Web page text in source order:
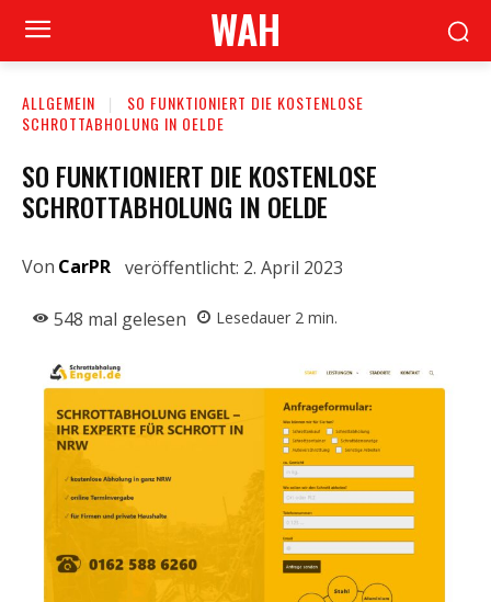
WAH
ALLGEMEIN
SO FUNKTIONIERT DIE KOSTENLOSE
SCHROTTABHOLUNG IN OELDE
SO FUNKTIONIERT DIE KOSTENLOSE
SCHROTTABHOLUNG IN OELDE
Von CarPR veröffentlicht: 2. April 2023
548 mal gelesen Lesedauer 2 min.